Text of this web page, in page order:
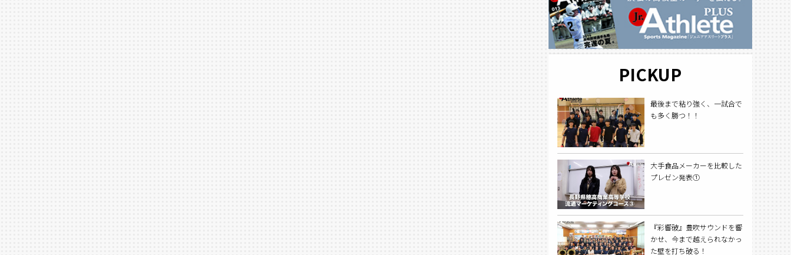
PICKUP
最後まで粘り強く、一試合で
も多く勝つ！！
大手食品メーカーを比較した
プレゼン発表①
『彩響破』豊吹サウンドを響
かせ、今まで越えられなかっ
た壁を打ち破る！